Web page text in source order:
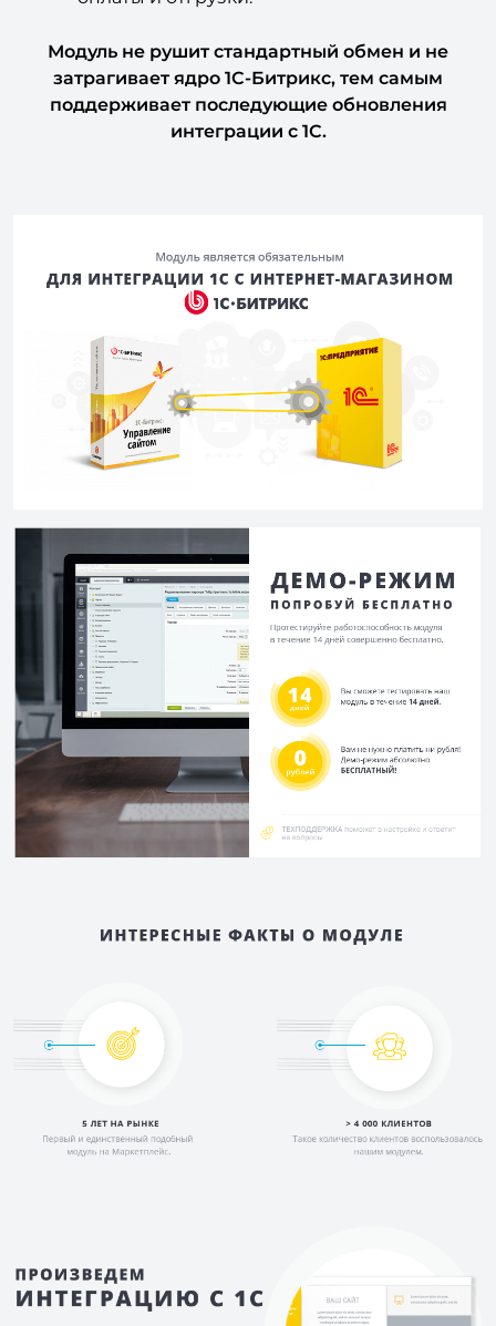
Модуль не рушит стандартный обмен и не
затрагивает ядро 1С-Битрикс, тем самым
поддерживает последующие обновления
интеграции с 1С.